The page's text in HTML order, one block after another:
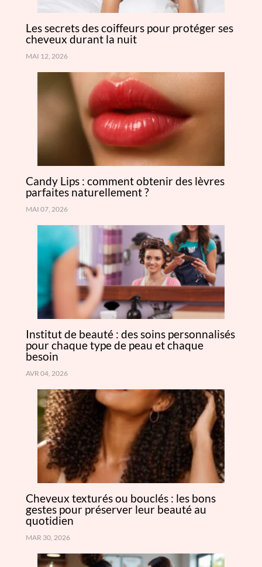
Les secrets des coiffeurs pour protéger ses
cheveux durant la nuit
MAI 12, 2026
Candy Lips : comment obtenir des lèvres
parfaites naturellement ?
MAI 07, 2026
Institut de beauté : des soins personnalisés
pour chaque type de peau et chaque
besoin
AVR 04, 2026
Cheveux texturés ou bouclés : les bons
gestes pour préserver leur beauté au
quotidien
MAR 30, 2026